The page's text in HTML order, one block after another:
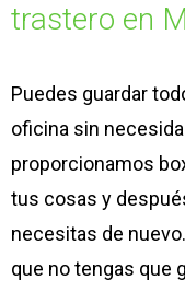
trastero en
Puedes guardar
oficina sin
proporcionamos
tus cosas y
necesitas de
que no tengas que